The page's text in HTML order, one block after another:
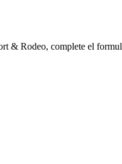
& Rodeo, complete el